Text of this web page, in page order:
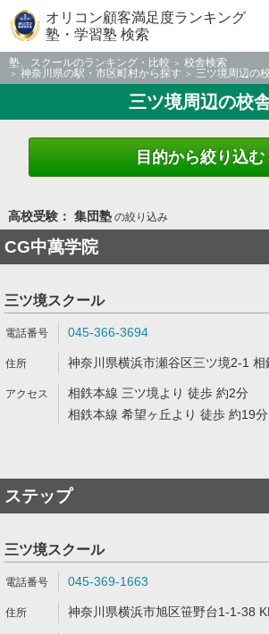
オリコン顧客満足度ランキング
塾・学習塾 検索
塾、スクールのランキング・比較
校舎検索
神奈川県の駅・市区町村から探す
三ツ境周辺の
三ツ境周辺の校
目的から絞り込む
高校受験： 集団塾の絞り込み
CG中萬学院
三ツ境スクール
045-366-3694
神奈川県横浜市瀬谷区三ツ境2-1
相鉄本線 三ツ境より 徒歩 約2分
相鉄本線 希望ヶ丘より 徒歩 約19分
ステップ
三ツ境スクール
045-369-1663
神奈川県横浜市旭区笹野台1-1-38